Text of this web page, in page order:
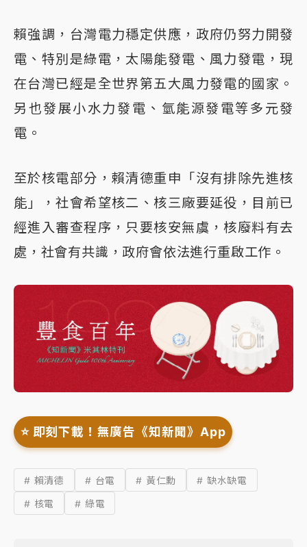
賴強調，台灣電力穩定供應，政府仍努力開發
電、特別是綠電，太陽能發電、風力發電，現
在台灣已經是全世界第五大風力發電的國家。
另也發展小水力發電、氫能源發電等多元發
電。
至於核電部分，賴清德重申「沒有排除先進核
能」，社會希望核二、核三廠要延役，目前已
經進入審查程序，只要核安無虞，核廢料有去
處，社會有共識，政府會依法進行重啟工作。
⭐️ 即刻下載！無廣告《知新聞》App
# 賴清德 # 台電 # 黃仁勳
# 缺水缺電
# 核電
# 綠電